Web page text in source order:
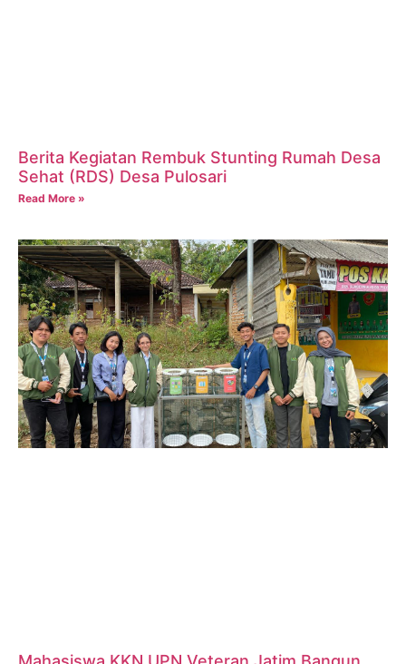
Berita Kegiatan Rembuk Stunting Rumah Desa
Sehat (RDS) Desa Pulosari
Read More »